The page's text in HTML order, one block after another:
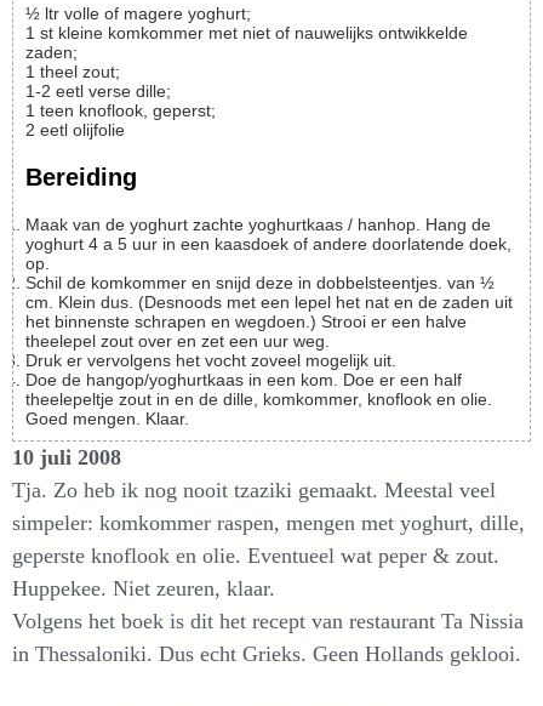
½ ltr volle of magere yoghurt;
1 st kleine komkommer met niet of nauwelijks ontwikkelde
zaden;
1 theel zout;
1-2 eetl verse dille;
1 teen knoflook, geperst;
2 eetl olijfolie
Bereiding
Maak van de yoghurt zachte yoghurtkaas / hanhop. Hang de
yoghurt 4 a 5 uur in een kaasdoek of andere doorlatende doek,
op.
Schil de komkommer en snijd deze in dobbelsteentjes. van ½
cm. Klein dus. (Desnoods met een lepel het nat en de zaden uit
het binnenste schrapen en wegdoen.) Strooi er een halve
theelepel zout over en zet een uur weg.
Druk er vervolgens het vocht zoveel mogelijk uit.
Doe de hangop/yoghurtkaas in een kom. Doe er een half
theelepeltje zout in en de dille, komkommer, knoflook en olie.
Goed mengen. Klaar.
10 juli 2008
Tja. Zo heb ik nog nooit tzaziki gemaakt. Meestal veel
simpeler: komkommer raspen, mengen met yoghurt, dille,
geperste knoflook en olie. Eventueel wat peper & zout.
Huppekee. Niet zeuren, klaar.
Volgens het boek is dit het recept van restaurant Ta Nissia
in Thessaloniki. Dus echt Grieks. Geen Hollands geklooi.